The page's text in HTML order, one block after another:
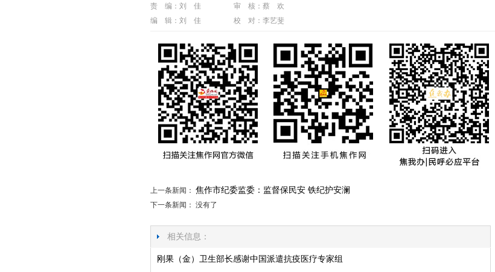
责 编：刘 佳
审 核：蔡 欢
编 辑：刘 佳
校 对：李艺斐
上一条新闻：焦作市纪委监委：监督保民安 铁纪护安澜
下一条新闻： 没有了
相关信息：
刚果（金）卫生部长感谢中国派遣抗疫医疗专家组